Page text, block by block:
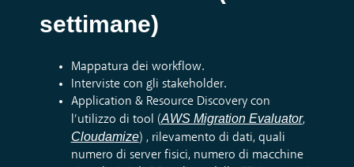
settimane)
Mappatura dei workflow.
Interviste con gli stakeholder.
Application & Resource Discovery con
l’utilizzo di tool (AWS Migration Evaluator,
Cloudamize) , rilevamento di dati, quali
numero di server fisici, numero di macchine